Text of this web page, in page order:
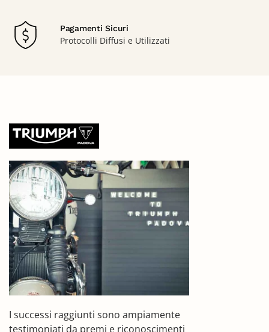
Pagamenti Sicuri
Protocolli Diffusi e Utilizzati
I successi raggiunti sono ampiamente
testimoniati da premi e riconoscimenti